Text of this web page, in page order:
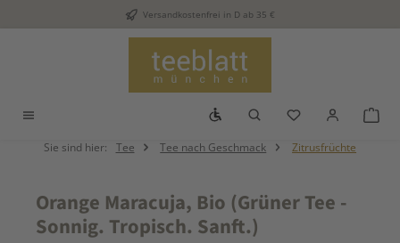
Zum Hauptinhalt springenVersandkostenfrei in D ab 35 €
Werkzeugleiste anzeigen
Du hast 0
Sie sind hier: Tee Tee nach Geschmack Zitrusfrüchte
Orange Maracuja, Bio (Grüner Tee -
Sonnig. Tropisch. Sanft.)